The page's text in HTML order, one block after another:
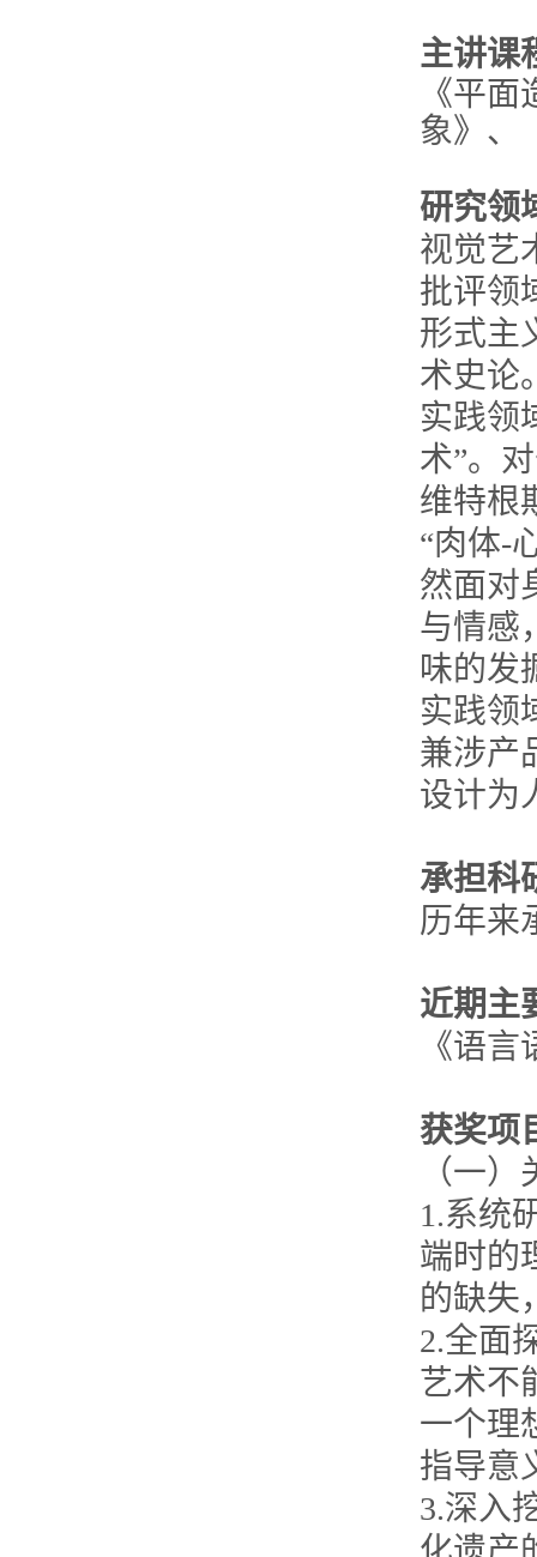
主讲课
《平
象》、
研究领
视觉艺
批评领
形式主
术史论
实践领
术”。
维特根
“肉体-
然面对
与情感
味的发
实践领
兼涉产
设计为
承担科
历年来
近期主
《语
获奖项
（一
1.系统
端时的
的缺失
2.全面
艺术不
一个理
指导意
3.深入